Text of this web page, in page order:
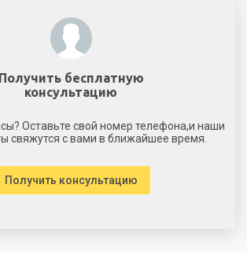
Получить бесплатную
консультацию
Оставьте свой номер телефона,и наши
свяжутся с вами в ближайшее время.
Получить консультацию